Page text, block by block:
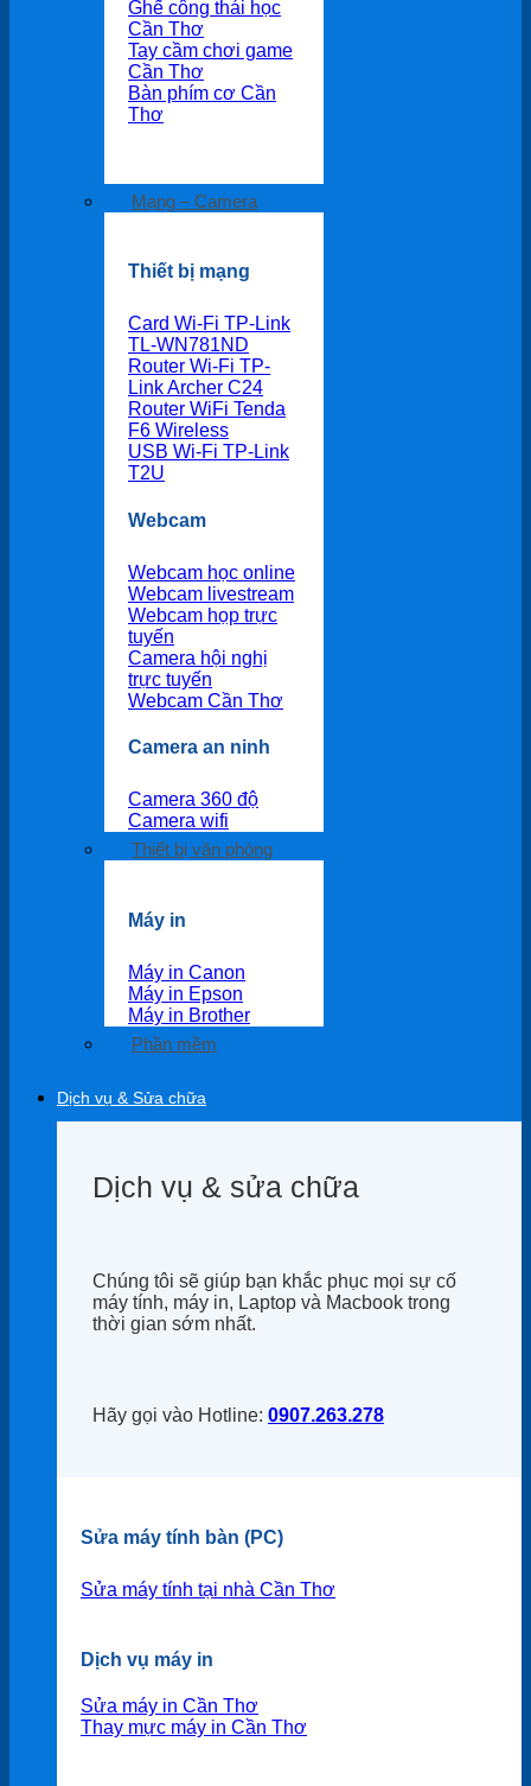
Ghế công thái học
Cần Thơ
Tay cầm chơi game
Cần Thơ
Bàn phím cơ Cần
Thơ
Mạng – Camera
Thiết bị mạng
Card Wi-Fi TP-Link
TL-WN781ND
Router Wi-Fi TP-
Link Archer C24
Router WiFi Tenda
F6 Wireless
USB Wi-Fi TP-Link
T2U
Webcam
Webcam học online
Webcam livestream
Webcam họp trực
tuyến
Camera hội nghị
trực tuyến
Webcam Cần Thơ
Camera an ninh
Camera 360 độ
Camera wifi
Thiết bị văn phòng
Máy in
Máy in Canon
Máy in Epson
Máy in Brother
Phần mềm
Dịch vụ & Sửa chữa
Dịch vụ & sửa chữa
Chúng tôi sẽ giúp bạn khắc phục mọi sự cố
máy tính, máy in, Laptop và Macbook trong
thời gian sớm nhất.
Hãy gọi vào Hotline: 0907.263.278
Sửa máy tính bàn (PC)
Sửa máy tính tại nhà Cần Thơ
Dịch vụ máy in
Sửa máy in Cần Thơ
Thay mực máy in Cần Thơ